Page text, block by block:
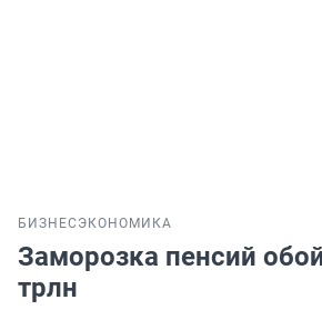
БИЗНЕС ЭКОНОМИКА
Заморозка пенсий
трлн